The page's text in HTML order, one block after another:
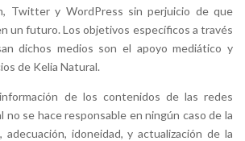
Twitter y WordPress sin perjuicio de que
un futuro. Los objetivos específicos a través
dichos medios son el apoyo mediático y
de Kelia Natural.
de los contenidos de las redes
no se hace responsable en ningún caso de la
adecuación, idoneidad, y actualización de la